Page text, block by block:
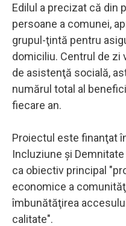
Edilul a precizat că din
persoane a comunei,
grupul-ţintă pentru
domiciliu. Centrul de zi
de asistenţă socială,
numărul total al
fiecare an.
Proiectul este finanţat
Incluziune şi
ca obiectiv principal
economice a
îmbunătăţirea
calitate".